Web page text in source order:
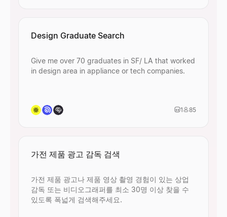
Design Graduate Search
Give me over 70 graduates in SF/ LA that worked
in design area in appliance or tech companies.
1 85
가전 제품 광고 감독 검색
가전 제품 광고나 제품 영상 촬영 경험이 있는 상업
감독 또는 비디오그래퍼를 최소 30명 이상 찾을 수
있도록 폭넓게 검색해주세요.